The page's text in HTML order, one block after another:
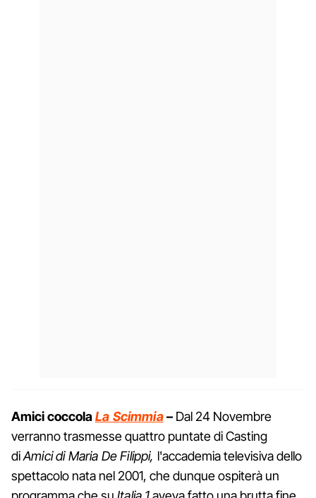
Amici coccolaLa Scimmia–Dal 24 Novembre
verranno trasmesse quattro puntate di Casting
diAmici di Maria De Filippi, l'accademia televisiva dello
spettacolo nata nel 2001, che dunque ospiterà un